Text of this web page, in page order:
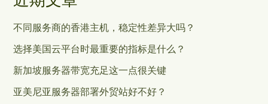
不同服务商的香港主机，稳定性差异大吗？
选择美国云平台时最重要的指标是什么？
新加坡服务器带宽充足这一点很关键
亚美尼亚服务器部署外贸站好不好？